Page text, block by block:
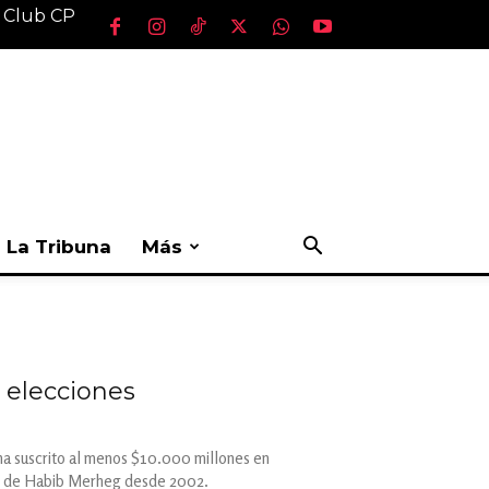
CP
La Tribuna Más
suscrito al menos $10.000 millones en
Habib Merheg desde 2002.